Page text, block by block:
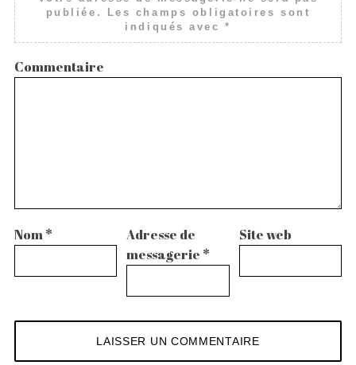
publiée.
Les champs obligatoires sont
indiqués avec*
Commentaire
Nom*
Adresse de
messagerie *
Site web